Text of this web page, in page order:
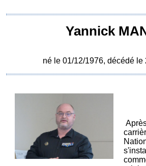
Yannick
né le 01/12/1976, décédé le